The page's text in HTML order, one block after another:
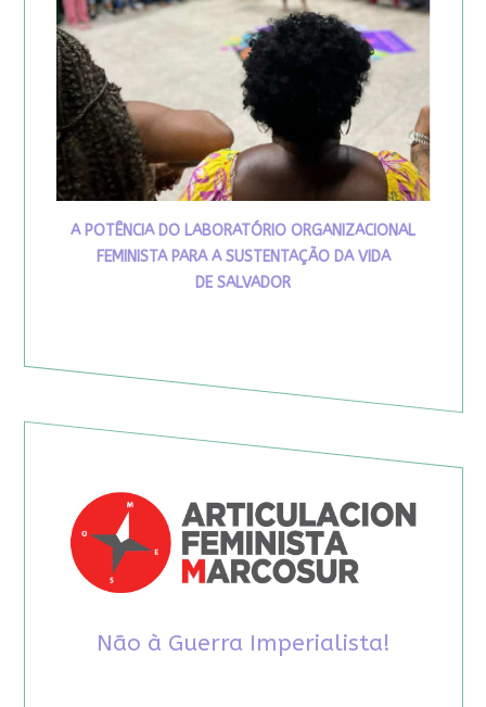
A POTÊNCIA DO LABORATÓRIO ORGANIZACIONAL
FEMINISTA PARA A SUSTENTAÇÃO DA VIDA
DE SALVADOR
Não à Guerra Imperialista!